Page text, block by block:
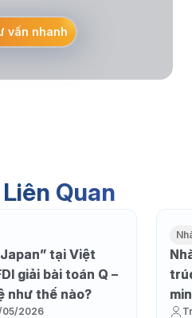
vấn nhanh
Quan
tại Việt
giải bài toán Q –
như thế nào?
05/2026